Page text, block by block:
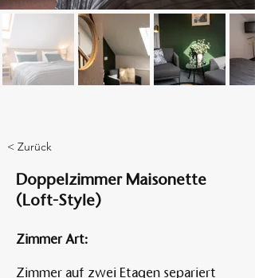
< Zurück
Doppelzimmer Maisonette
(Loft-Style)
Zimmer Art:
Zimmer auf zwei Etagen separiert